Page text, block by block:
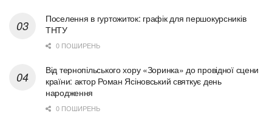
Поселення в гуртожиток: графік для першокурсників
ТНТУ
0 ПОШИРЕНЬ
Від тернопільського хору «Зоринка» до провідної сцени
країни: актор Роман Ясіновський святкує день
народження
0 ПОШИРЕНЬ